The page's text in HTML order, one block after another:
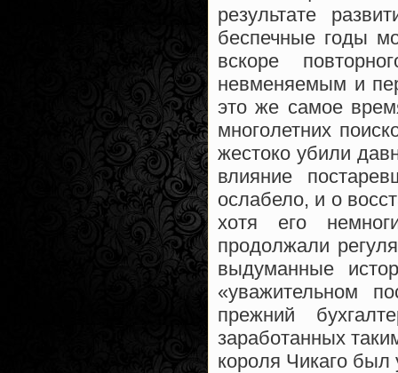
результате
беспечные годы
вскоре
невменяемым и
это же самое
многолетних
жестоко убили
влияние
ослабело, и о
хотя его
продолжали
выдуманные
«уважительном
прежний
заработанных
короля Чикаго был